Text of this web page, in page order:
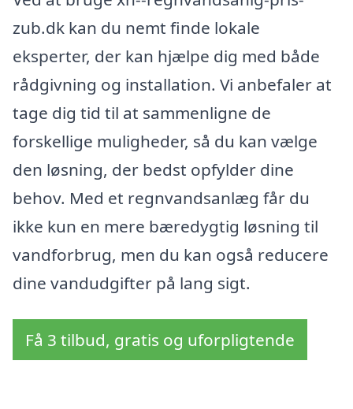
zub.dk kan du nemt finde lokale
eksperter, der kan hjælpe dig med både
rådgivning og installation. Vi anbefaler at
tage dig tid til at sammenligne de
forskellige muligheder, så du kan vælge
den løsning, der bedst opfylder dine
behov. Med et regnvandsanlæg får du
ikke kun en mere bæredygtig løsning til
vandforbrug, men du kan også reducere
dine vandudgifter på lang sigt.
Få 3 tilbud, gratis og uforpligtende